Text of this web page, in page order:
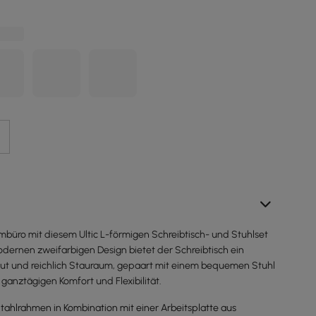
mit diesem Ultic L-förmigen Schreibtisch- und Stuhlset
zweifarbigen Design bietet der Schreibtisch ein
und reichlich Stauraum, gepaart mit einem bequemen Stuhl
Komfort und Flexibilität.
in Kombination mit einer Arbeitsplatte aus